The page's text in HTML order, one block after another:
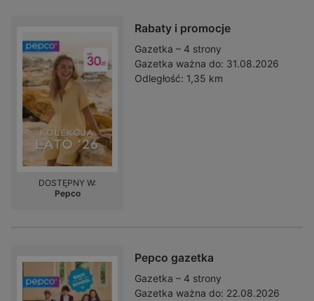
Rabaty i promocje
Gazetka – 4 strony
Gazetka ważna do: 31.08.2026
Odległość: 1,35 km
DOSTĘPNY W:
Pepco
Pepco gazetka
Gazetka – 4 strony
Gazetka ważna do: 22.08.2026